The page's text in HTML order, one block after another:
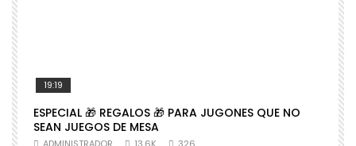
19:19
ESPECIAL 🎁 REGALOS 🎁 PARA JUGONES QUE NO
SEAN JUEGOS DE MESA